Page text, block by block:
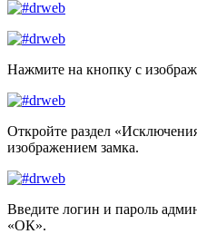
Нажмите на кнопку с
Откройте раздел
изображением замка.
Введите логин и пароль
«ОК».